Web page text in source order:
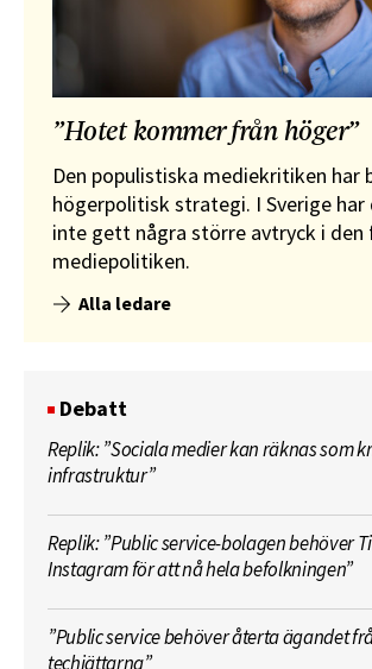
”Hotet kommer från höger”
Den populistiska mediekritiken har
högerpolitisk strategi. I Sverige
inte gett några större avtryck i den
mediepolitiken.
Alla ledare
Debatt
Replik: ”Sociala medier kan räknas som
infrastruktur”
Replik: ”Public service-bolagen behöver
Instagram för att nå hela befolkningen”
”Public service behöver återta ägandet
techjättarna”